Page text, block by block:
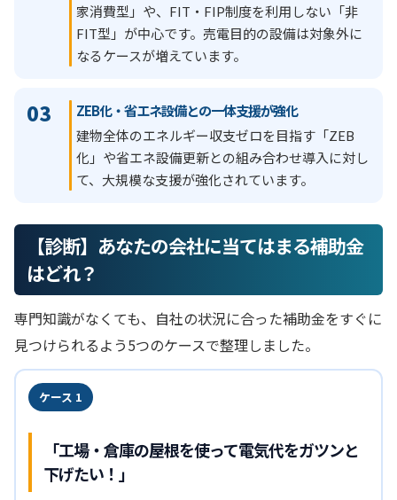
家消費型」や、FIT・FIP制度を利用しない「非
FIT型」が中心です。売電目的の設備は対象外に
なるケースが増えています。
03 ZEB化・省エネ設備との一体支援が強化
建物全体のエネルギー収支ゼロを目指す「ZEB
化」や省エネ設備更新との組み合わせ導入に対し
て、大規模な支援が強化されています。
【診断】あなたの会社に当てはまる補助金
はどれ？
専門知識がなくても、自社の状況に合った補助金をすぐに
見つけられるよう5つのケースで整理しました。
ケース 1
「工場・倉庫の屋根を使って電気代をガツンと
下げたい！」